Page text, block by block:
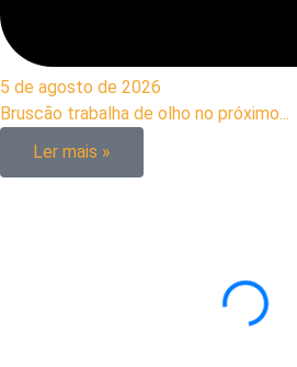
5 de agosto de 2026
Bruscão trabalha de olho no próximo...
Ler mais »